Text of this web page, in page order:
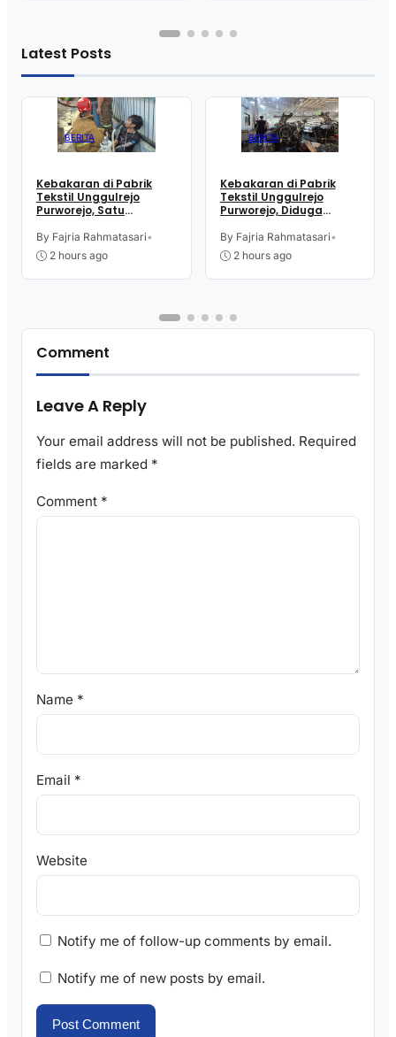
Latest Posts
BERITA
Kebakaran di Pabrik
Tekstil Unggulrejo
Purworejo, Satu
Tulang, Petugas
Damkar Sesak Nafas
By Fajria Rahmatasari•
2 hours ago
BERITA
Kebakaran di Pabrik
Tekstil Unggulrejo
Purworejo, Diduga
By Fajria Rahmatasari•
2 hours ago
Comment
Leave A Reply
Your email address will not be published. Required
fields are marked *
Comment *
Name *
Email *
Website
Notify me of follow-up comments by email.
Notify me of new posts by email.